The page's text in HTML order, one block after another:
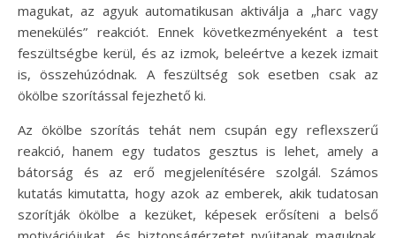
magukat, az agyuk automatikusan aktiválja a „harc vagy
menekülés” reakciót. Ennek következményeként a test
feszültségbe kerül, és az izmok, beleértve a kezek izmait
is, összehúzódnak. A feszültség sok esetben csak az
ökölbe szorítással fejezhető ki.
Az ökölbe szorítás tehát nem csupán egy reflexszerű
reakció, hanem egy tudatos gesztus is lehet, amely a
bátorság és az erő megjelenítésére szolgál. Számos
kutatás kimutatta, hogy azok az emberek, akik tudatosan
szorítják ökölbe a kezüket, képesek erősíteni a belső